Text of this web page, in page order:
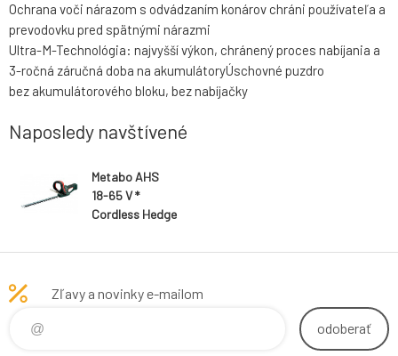
Ochrana voči nárazom s odvádzaním konárov chráni používateľa a
prevodovku pred spätnými nárazmi
Ultra-M-Technológia: najvyšší výkon, chránený proces nabíjania a
3-ročná záručná doba na akumulátoryÚschovné puzdro
bez akumulátorového bloku, bez nabíjačky
Naposledy navštívené
Metabo AHS
18-65 V *
Cordless Hedge
Zľavy a novinky e-mailom
odoberať